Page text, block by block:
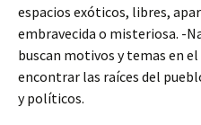
espacios exóticos, libres,
embravecida o misteriosa. -
buscan motivos y temas en
encontrar las raíces del
y políticos.